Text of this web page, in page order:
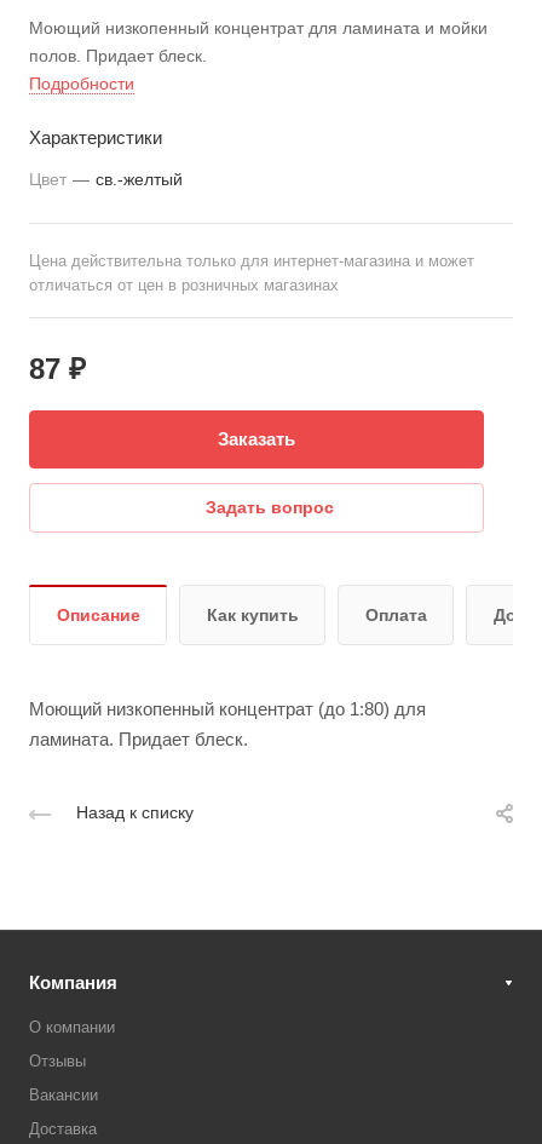
Моющий низкопенный концентрат для ламината и мойки
полов. Придает блеск.
Подробности
Характеристики
Цвет — св.-желтый
Цена действительна только для интернет-магазина и может
отличаться от цен в розничных магазинах
87 ₽
Заказать
Задать вопрос
Описание Как купить Оплата
Моющий низкопенный концентрат (до 1:80) для
ламината. Придает блеск.
Назад к списку
Компания
О компании
Отзывы
Вакансии
Доставка